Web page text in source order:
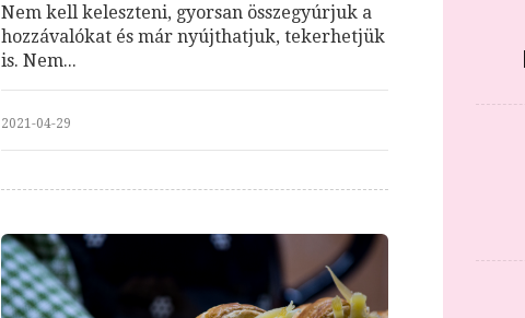
Nem kell keleszteni, gyorsan összegyúrjuk a
hozzávalókat és már nyújthatjuk, tekerhetjük
is. Nem...
2021-04-29